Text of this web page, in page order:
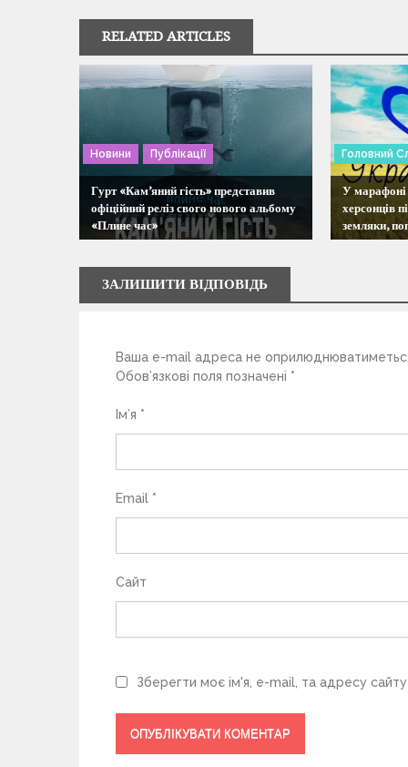
г
а
ц
і
я
з
а
и
с
і
в
RELATED ARTICLES
Новини Публікації
Гурт «Кам’яний гість» представив
офіційний реліз свого нового альбому
«Плине час»
Головний
У марафоні
херсонців
земляки,
ЗАЛИШИТИ ВІДПОВІДЬ
Ваша e-mail адреса не
Обов’язкові поля позначені *
Ім’я *
Email *
Сайт
Зберегти моє ім'я, e-mail, та адресу